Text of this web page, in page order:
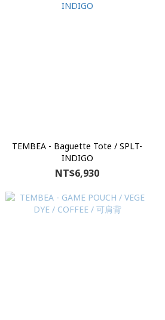
TEMBEA - Baguette Tote / SPLT-
INDIGO
NT$6,930